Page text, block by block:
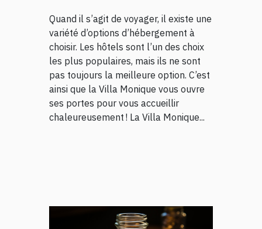
Quand il s’agit de voyager, il existe une
variété d’options d’hébergement à
choisir. Les hôtels sont l’un des choix
les plus populaires, mais ils ne sont
pas toujours la meilleure option. C’est
ainsi que la Villa Monique vous ouvre
ses portes pour vous accueillir
chaleureusement ! La Villa Monique...